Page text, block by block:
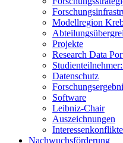
Modellregion
Projekte
Research Data
Datenschutz
Software
Leibniz-Chair
Auszeichnungen
Interessenkonflikte
Nachwuchsförderung